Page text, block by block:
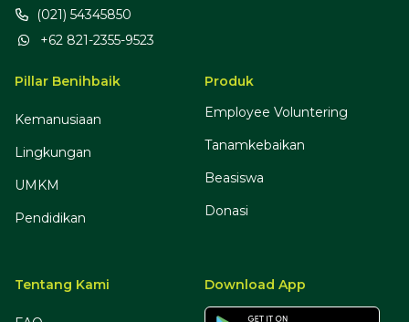
(021) 54345850
+62 821-2355-9523
Pillar Benihbaik
Kemanusiaan
Lingkungan
UMKM
Pendidikan
Produk
Employee Voluntering
Tanamkebaikan
Beasiswa
Donasi
Tentang Kami Download App